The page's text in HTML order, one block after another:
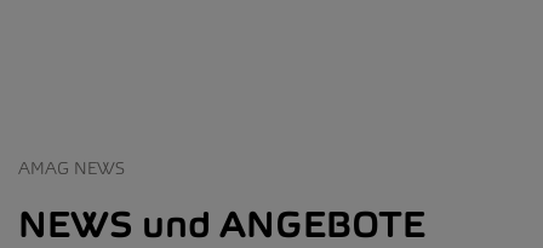
AMAG NEWS
NEWS und ANGEBOTE